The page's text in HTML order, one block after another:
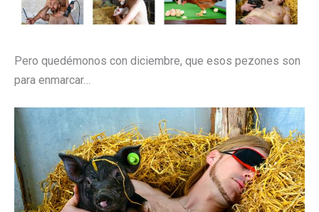
Pero quedémonos con diciembre, que esos pezones son
para enmarcar…